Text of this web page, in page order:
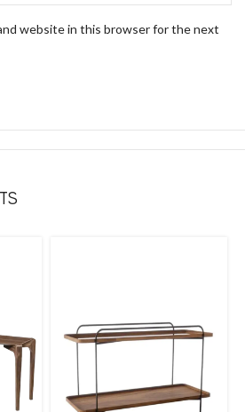
website in this browser for the next